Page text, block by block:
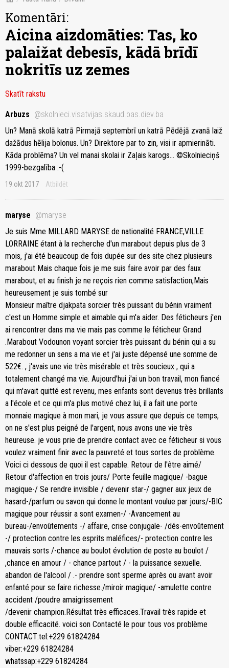
Komentāri:
Aicina aizdomāties: Tas, ko
palaižat debesīs, kādā brīdī
nokritīs uz zemes
Skatīt rakstu
Arbuzs @skolnieci.visatvijas.skaud.bas.diev.ba
Un? Manā skolā katrā Pirmajā septembrī un katrā Pēdējā zvanā laiž
dažādus hēlija bolonus. Un? Direktore par to zin, visi ir apmierināti.
Kāda problēma? Un vel manai skolai ir Zaļais karogs... ©Skolnieciņš
1999-bezgalība :-(
19.okt 2017 Atbildēt
maryse @maryse
Je suis Mme MILLARD MARYSE de nationalité FRANCE,VILLE
LORRAINE étant à la recherche d'un marabout depuis plus de 3
mois, j'ai été beaucoup de fois dupée sur des site chez plusieurs
marabout Mais chaque fois je me suis faire avoir par des faux
marabout, et au finish je ne reçois rien comme satisfaction,Mais
heureusement je suis tombé sur
Monsieur maître djakpata sorcier très puissant du bénin vraiment
c'est un Homme simple et aimable qui m'a aider. Des féticheurs j'en
ai rencontrer dans ma vie mais pas comme le féticheur Grand
.Marabout Vodounon voyant sorcier très puissant du bénin qui a su
me redonner un sens a ma vie et j'ai juste dépensé une somme de
522€. , j'avais une vie très misérable et très soucieux , qui a
totalement changé ma vie. Aujourd'hui j'ai un bon travail, mon fiancé
qui m'avait quitté est revenu, mes enfants sont devenus très brillants
a l'école et ce qui m'a plus motivé chez lui, il a fait une porte
monnaie magique à mon mari, je vous assure que depuis ce temps,
on ne s'est plus peigné de l'argent, nous avons une vie très
heureuse. je vous prie de prendre contact avec ce féticheur si vous
voulez vraiment finir avec la pauvreté et tous sortes de problème.
Voici ci dessous de quoi il est capable. Retour de l'être aimé/
Retour d'affection en trois jours/ Porte feuille magique/ -bague
magique-/ Se rendre invisible / devenir star-/ gagner aux jeux de
hasard-/parfum ou savon qui donne le montant voulue par jours/-BIC
magique pour réussir a sont examen-/ -Avancement au
bureau-/envoûtements -/ affaire, crise conjugale- /dés-envoûtement
-/ protection contre les esprits maléfices/- protection contre les
mauvais sorts /-chance au boulot évolution de poste au boulot /
,chance en amour / - chance partout / - la puissance sexuelle.
abandon de l'alcool / .- prendre sont sperme après ou avant avoir
enfanté pour se faire richesse./miroir magique/ -amulette contre
accident /poudre amaigrissement
/devenir champion.Résultat très efficaces.Travail très rapide et
double efficacité. voici son Contacté le pour tous vos problème
CONTACT:tel:+229 61824284
viber:+229 61824284
whatssap:+229 61824284